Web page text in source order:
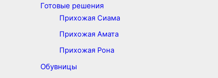
Готовые решения
Прихожая Сиама
Прихожая Амата
Прихожая Рона
Обувницы